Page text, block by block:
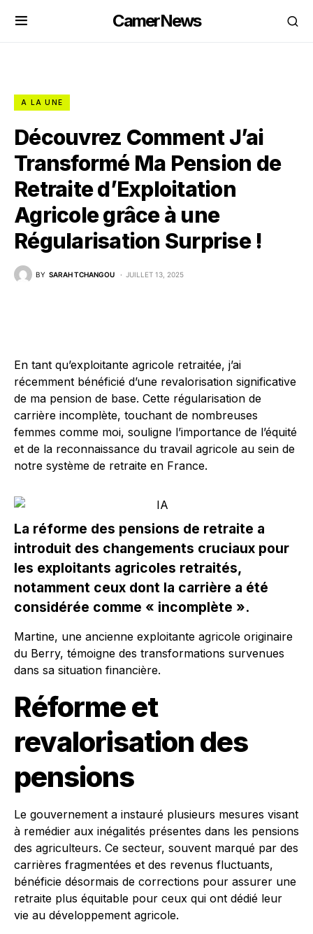
CamerNews
A LA UNE
Découvrez Comment J’ai
Transformé Ma Pension de
Retraite d’Exploitation
Agricole grâce à une
Régularisation Surprise !
BY SARAH TCHANGOU JUILLET 13, 2025
En tant qu’exploitante agricole retraitée, j’ai
récemment bénéficié d’une revalorisation significative
de ma pension de base. Cette régularisation de
carrière incomplète, touchant de nombreuses
femmes comme moi, souligne l’importance de l’équité
et de la reconnaissance du travail agricole au sein de
notre système de retraite en France.
La réforme des pensions de retraite a
introduit des changements cruciaux pour
les exploitants agricoles retraités,
notamment ceux dont la carrière a été
considérée comme « incomplète ».
Martine, une ancienne exploitante agricole originaire
du Berry, témoigne des transformations survenues
dans sa situation financière.
Réforme et
revalorisation des
pensions
Le gouvernement a instauré plusieurs mesures visant
à remédier aux inégalités présentes dans les pensions
des agriculteurs. Ce secteur, souvent marqué par des
carrières fragmentées et des revenus fluctuants,
bénéficie désormais de corrections pour assurer une
retraite plus équitable pour ceux qui ont dédié leur
vie au développement agricole.